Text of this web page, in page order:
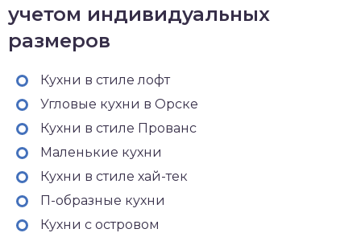
учетом индивидуальных
размеров
Кухни в стиле лофт
Угловые кухни в Орске
Кухни в стиле Прованс
Маленькие кухни
Кухни в стиле хай-тек
П-образные кухни
Кухни с островом